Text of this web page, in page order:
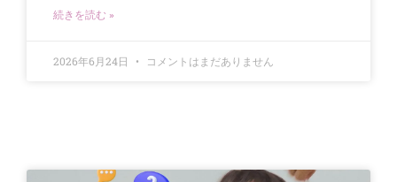
続きを読む »
2026年6月24日 コメントはまだありません